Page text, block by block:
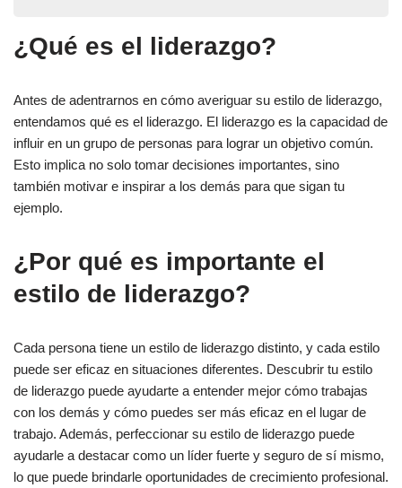
¿Qué es el liderazgo?
Cómo descubrir su estilo de liderazgo
1. Autorreflexión
2. Observación
1. Liderazgo autocrático
3. Liderazgo transformacional
4. Liderazgo Laissez-Faire
Cómo mejorar su estilo de liderazgo
1. Aprender a delegar
¿Qué es el liderazgo?
Antes de adentrarnos en cómo averiguar su estilo de liderazgo,
entendamos qué es el liderazgo. El liderazgo es la capacidad de
influir en un grupo de personas para lograr un objetivo común.
Esto implica no solo tomar decisiones importantes, sino
también motivar e inspirar a los demás para que sigan tu
ejemplo.
¿Por qué es importante el
estilo de liderazgo?
Cada persona tiene un estilo de liderazgo distinto, y cada estilo
puede ser eficaz en situaciones diferentes. Descubrir tu estilo
de liderazgo puede ayudarte a entender mejor cómo trabajas
con los demás y cómo puedes ser más eficaz en el lugar de
trabajo. Además, perfeccionar su estilo de liderazgo puede
ayudarle a destacar como un líder fuerte y seguro de sí mismo,
lo que puede brindarle oportunidades de crecimiento profesional.